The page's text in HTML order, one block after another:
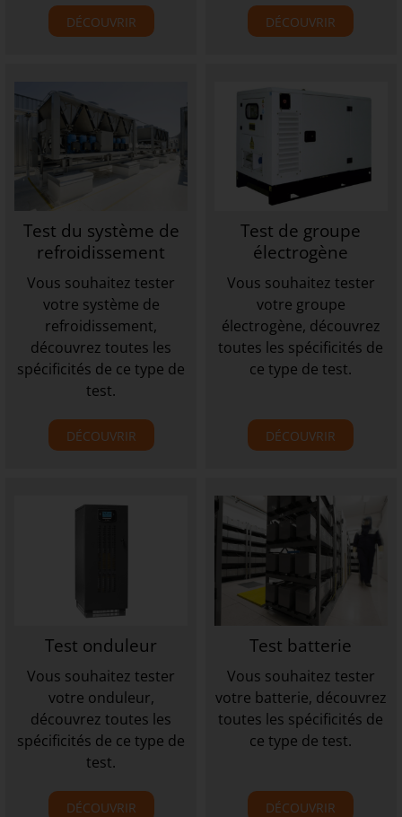
DÉCOUVRIR DÉCOUVRIR
Test du système de
refroidissement
Vous souhaitez tester
votre système de
refroidissement,
découvrez toutes les
spécificités de ce type de
test.
DÉCOUVRIR
Test de groupe
électrogène
Vous souhaitez tester
votre groupe
électrogène, découvrez
toutes les spécificités de
ce type de test.
DÉCOUVRIR
Test onduleur
Vous souhaitez tester
votre onduleur,
découvrez toutes les
spécificités de ce type de
test.
DÉCOUVRIR
Test batterie
Vous souhaitez tester
votre batterie, découvrez
toutes les spécificités de
ce type de test.
DÉCOUVRIR